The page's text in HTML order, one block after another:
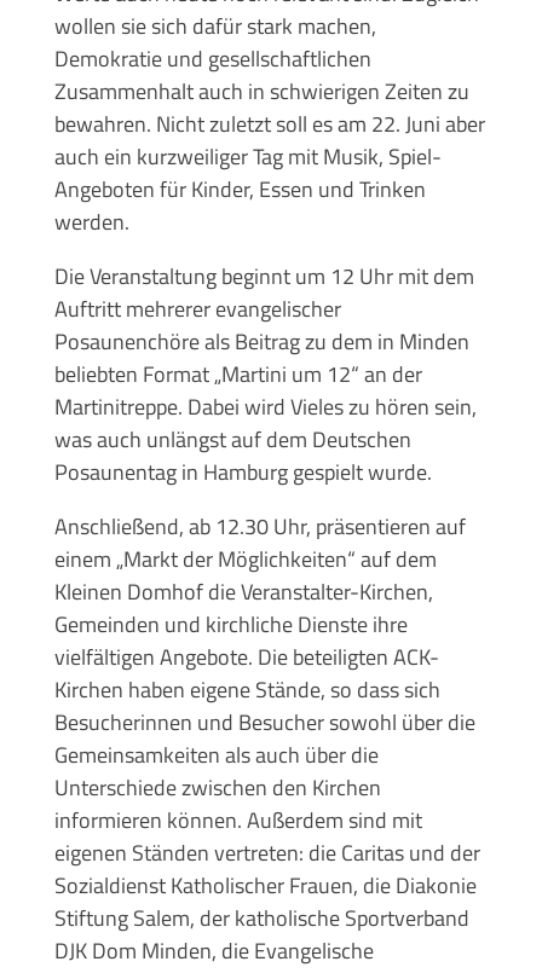
wollen sie sich dafür stark machen,
Demokratie und gesellschaftlichen
Zusammenhalt auch in schwierigen Zeiten zu
bewahren. Nicht zuletzt soll es am 22. Juni aber
auch ein kurzweiliger Tag mit Musik, Spiel-
Angeboten für Kinder, Essen und Trinken
werden.
Die Veranstaltung beginnt um 12 Uhr mit dem
Auftritt mehrerer evangelischer
Posaunenchöre als Beitrag zu dem in Minden
beliebten Format „Martini um 12“ an der
Martinitreppe. Dabei wird Vieles zu hören sein,
was auch unlängst auf dem Deutschen
Posaunentag in Hamburg gespielt wurde.
Anschließend, ab 12.30 Uhr, präsentieren auf
einem „Markt der Möglichkeiten“ auf dem
Kleinen Domhof die Veranstalter-Kirchen,
Gemeinden und kirchliche Dienste ihre
vielfältigen Angebote. Die beteiligten ACK-
Kirchen haben eigene Stände, so dass sich
Besucherinnen und Besucher sowohl über die
Gemeinsamkeiten als auch über die
Unterschiede zwischen den Kirchen
informieren können. Außerdem sind mit
eigenen Ständen vertreten: die Caritas und der
Sozialdienst Katholischer Frauen, die Diakonie
Stiftung Salem, der katholische Sportverband
DJK Dom Minden, die Evangelische